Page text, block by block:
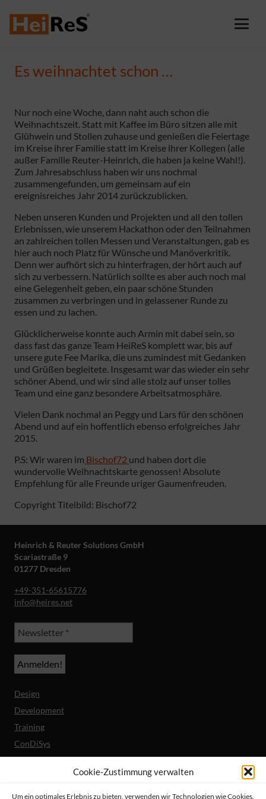
Cookie-Zustimmung verwalten
Um ein optimales Erlebnis zu bieten, verwenden wir Technologien wie Cookies,
Es weihnachtet schon …
Nur noch eine Woche, dann naht auch schon die
Weihnachtszeit. Statt mit Kaffee im Büro sitzen alle mit
Glühwein und Stollen zuhause und genießen die Feiertage
im Kreise ihrer Familie statt im Kreise ihrer Kollegen (alle
außer Familie Reuter-Heinrich, die haben ja keine Wahl!).
Zum Jahresabschluss haben wir uns nochmal
zusammengefunden, um gemeinsam auf ein
ereignisreiches Jahr 2014 zurückzublicken.
Neben unseren Kunden und Projekten und all den tollen
Erlebnissen, wie unserem Hackathon oder den Teilnahmen
an zahlreichen tollen Messen und Veranstaltungen, gab es
hier auch noch Platz für Wünsche und Manöverkritik.
Denn wer aufhört sich zu hinterfragen, der hört auch auf
sich zu verbessern. Natürlich sollte es aber auch noch mal
eine Gelegenheit geben, ein paar schöne Stunden
zusammen zu verbringen und in gelassener Runde zu
essen und zu lachen.
Glücklicherweise konnte auch Armin mit dabei sein, so
dass fast das ganze Team HeiReS komplett war, bis auf
unsere gute Fee Marika, die uns zumindest mit Gedanken
und Grüßen begleitete. Insgesamt war das wieder ein sehr
schöner Abend, und wir sind alle stolz auf unser tolles
Team und eine ganz besondere Arbeitsatmosphäre.
Vielen Dank nochmal an Peggy und Lars für den schönen
Abend und auf ein hoffentlich ebenso erfolgreiches Jahr
2015.
P.S: Wir waren im Bischof72 und haben dort die
wundervolle Weihnachtskarte genossen! Absolute
Empfehlung für alle Freunde uriger Gaumenfreuden.
Copyright Titelbild: Bischof72
Heinrich & Reuter Solutions GmbH
Scariastraße 9
01277 Dresden
+49-351-65615776
info@heires.net
Design
Development
Training
ConDiSys
Barrierefreiheit
Mobile Lösungen